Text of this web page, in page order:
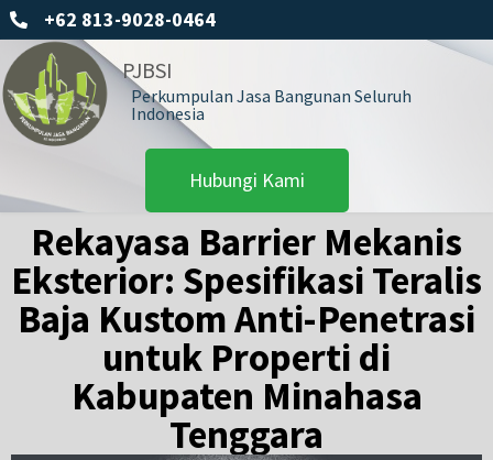
+62 813-9028-0464
PJBSI
Perkumpulan Jasa Bangunan Seluruh
Indonesia
Hubungi Kami
Rekayasa Barrier Mekanis
Eksterior: Spesifikasi Teralis
Baja Kustom Anti-Penetrasi
untuk Properti di
Kabupaten Minahasa
Tenggara